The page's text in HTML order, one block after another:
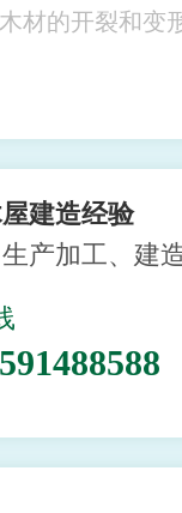
材的开裂和
建造经验
产加工、建